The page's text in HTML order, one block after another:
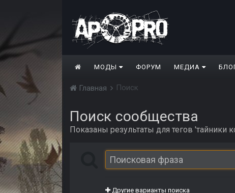
МОДЫ ФОРУМ МЕДИА
Главная Поиск
Поиск сообщества
Показаны результаты для тегов 'тайники
Другие варианты поиска